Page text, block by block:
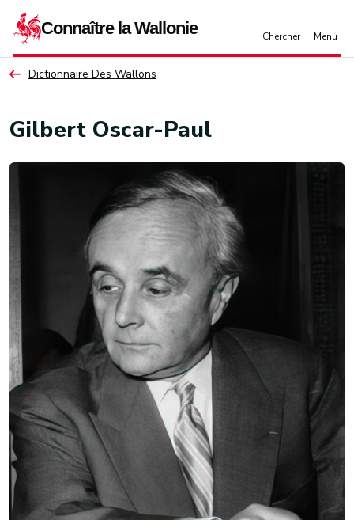
Dictionnaire Des Wallons
Gilbert Oscar-Paul